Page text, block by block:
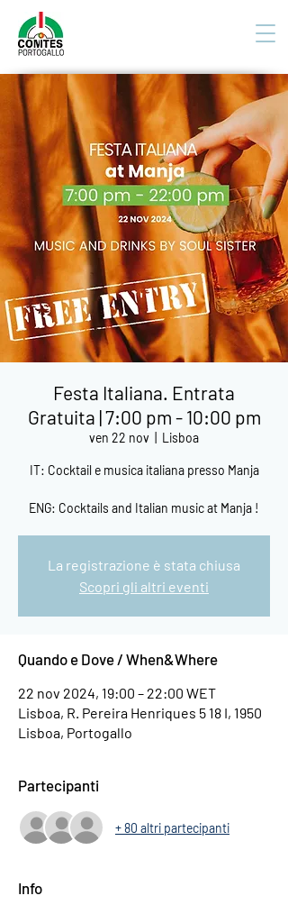
Festa Italiana. Entrata
Gratuita | 7:00 pm - 10:00 pm
ven 22 nov Lisboa
IT: Cocktail e musica italiana presso Manja
ENG: Cocktails and Italian music at Manja !
La registrazione è stata chiusa
Scopri gli altri eventi
Quando e Dove / When&Where
22 nov 2024, 19:00 – 22:00 WET
Lisboa, R. Pereira Henriques 5 18 I, 1950
Lisboa, Portogallo
Partecipanti
+ 80 altri partecipanti
Info